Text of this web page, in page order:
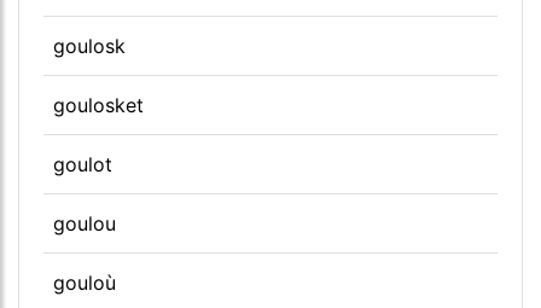
goulosk
goulosket
goulot
goulou
gouloù